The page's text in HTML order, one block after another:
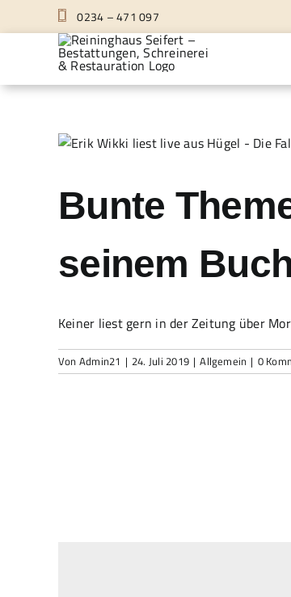
Inhalt
0234 – 471 097
Bunte
seinem
Keiner liest gern in der Zeitung über
Von Admin21 | 24. Juli 2019 | Allgemein | 0